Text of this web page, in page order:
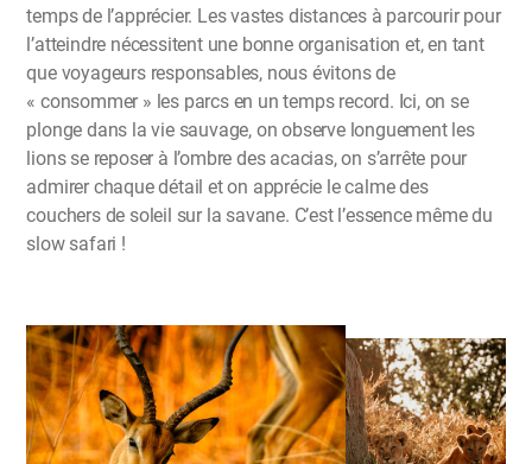
temps de l’apprécier. Les vastes distances à parcourir pour
l’atteindre nécessitent une bonne organisation et, en tant
que voyageurs responsables, nous évitons de
« consommer » les parcs en un temps record. Ici, on se
plonge dans la vie sauvage, on observe longuement les
lions se reposer à l’ombre des acacias, on s’arrête pour
admirer chaque détail et on apprécie le calme des
couchers de soleil sur la savane. C’est l’essence même du
slow safari !